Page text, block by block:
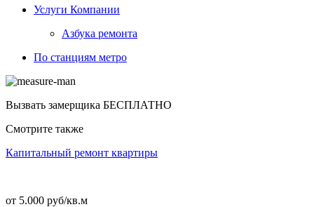
Услуги Компании
Азбука ремонта
По станциям метро
Вызвать замерщика БЕСПЛАТНО
Смотрите также
Капитальный ремонт квартиры
от 5.000 руб/кв.м